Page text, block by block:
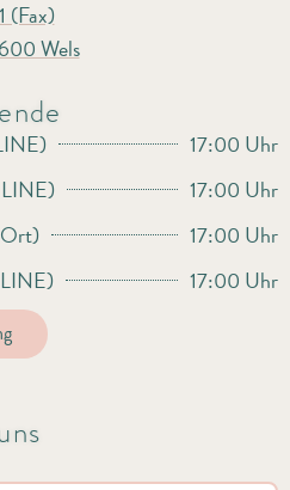
(Fax)
Wels
17:00 Uhr
17:00 Uhr
17:00 Uhr
17:00 Uhr